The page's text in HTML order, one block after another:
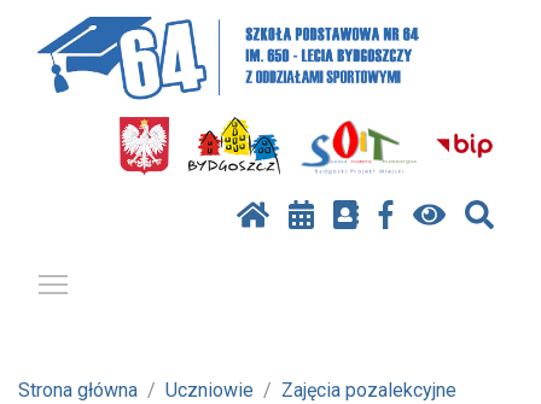
Strona główna Uczniowie
Zajęcia pozalekcyjne